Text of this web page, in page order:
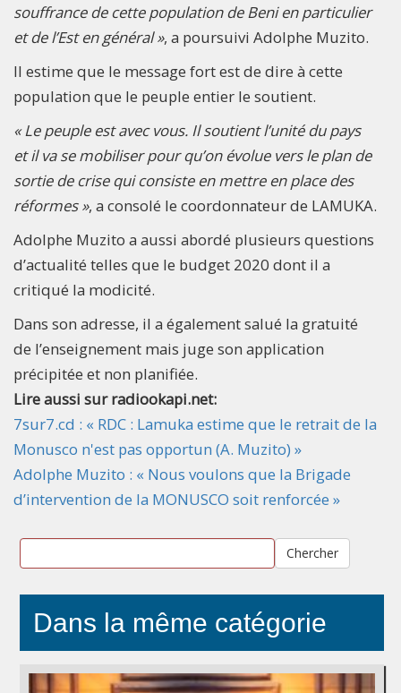
souffrance de cette population de Beni en particulier
et de l’Est en général », a poursuivi Adolphe Muzito.
Il estime que le message fort est de dire à cette
population que le peuple entier le soutient.
« Le peuple est avec vous. Il soutient l’unité du pays
et il va se mobiliser pour qu’on évolue vers le plan de
sortie de crise qui consiste en mettre en place des
réformes », a consolé le coordonnateur de LAMUKA.
Adolphe Muzito a aussi abordé plusieurs questions
d’actualité telles que le budget 2020 dont il a
critiqué la modicité.
Dans son adresse, il a également salué la gratuité
de l’enseignement mais juge son application
précipitée et non planifiée.
Lire aussi sur radiookapi.net:
7sur7.cd : « RDC : Lamuka estime que le retrait de la
Monusco n'est pas opportun (A. Muzito) »
Adolphe Muzito : « Nous voulons que la Brigade
d’intervention de la MONUSCO soit renforcée »
Chercher
Dans la même catégorie